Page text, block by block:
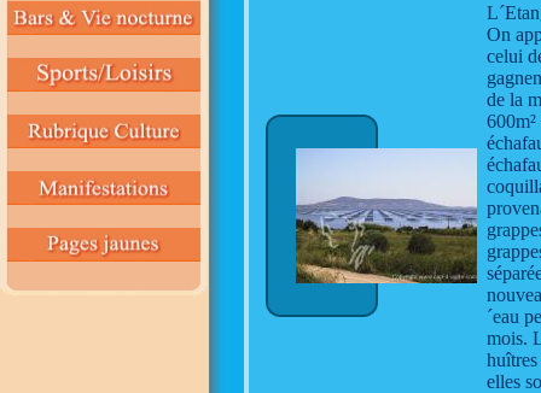
On
celui
de la
´eau
mois.
elles